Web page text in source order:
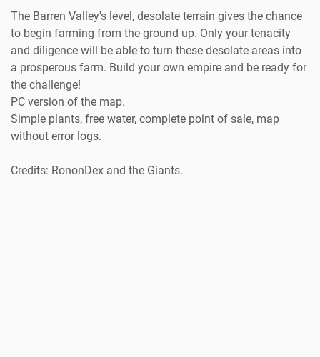
The Barren Valley's level, desolate terrain gives the chance
to begin farming from the ground up. Only your tenacity
and diligence will be able to turn these desolate areas into
a prosperous farm. Build your own empire and be ready for
the challenge!
PC version of the map.
Simple plants, free water, complete point of sale, map
without error logs.
Credits: RononDex and the Giants.